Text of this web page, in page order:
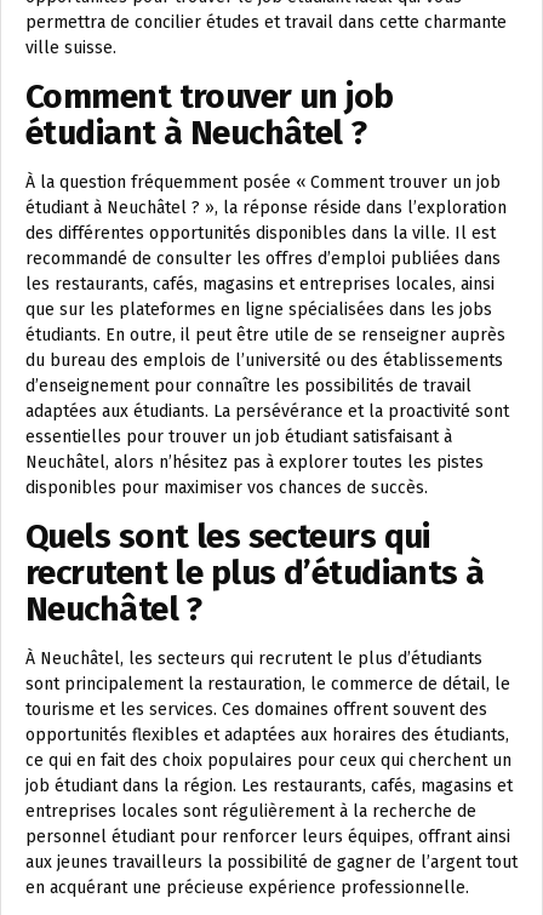
permettra de concilier études et travail dans cette charmante
ville suisse.
Comment trouver un job
étudiant à Neuchâtel ?
À la question fréquemment posée « Comment trouver un job
étudiant à Neuchâtel ? », la réponse réside dans l’exploration
des différentes opportunités disponibles dans la ville. Il est
recommandé de consulter les offres d’emploi publiées dans
les restaurants, cafés, magasins et entreprises locales, ainsi
que sur les plateformes en ligne spécialisées dans les jobs
étudiants. En outre, il peut être utile de se renseigner auprès
du bureau des emplois de l’université ou des établissements
d’enseignement pour connaître les possibilités de travail
adaptées aux étudiants. La persévérance et la proactivité sont
essentielles pour trouver un job étudiant satisfaisant à
Neuchâtel, alors n’hésitez pas à explorer toutes les pistes
disponibles pour maximiser vos chances de succès.
Quels sont les secteurs qui
recrutent le plus d’étudiants à
Neuchâtel ?
À Neuchâtel, les secteurs qui recrutent le plus d’étudiants
sont principalement la restauration, le commerce de détail, le
tourisme et les services. Ces domaines offrent souvent des
opportunités flexibles et adaptées aux horaires des étudiants,
ce qui en fait des choix populaires pour ceux qui cherchent un
job étudiant dans la région. Les restaurants, cafés, magasins et
entreprises locales sont régulièrement à la recherche de
personnel étudiant pour renforcer leurs équipes, offrant ainsi
aux jeunes travailleurs la possibilité de gagner de l’argent tout
en acquérant une précieuse expérience professionnelle.